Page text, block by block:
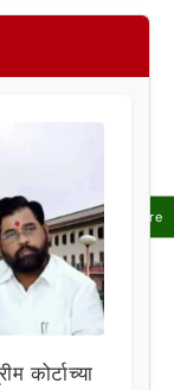
Share
कोर्टाच्या